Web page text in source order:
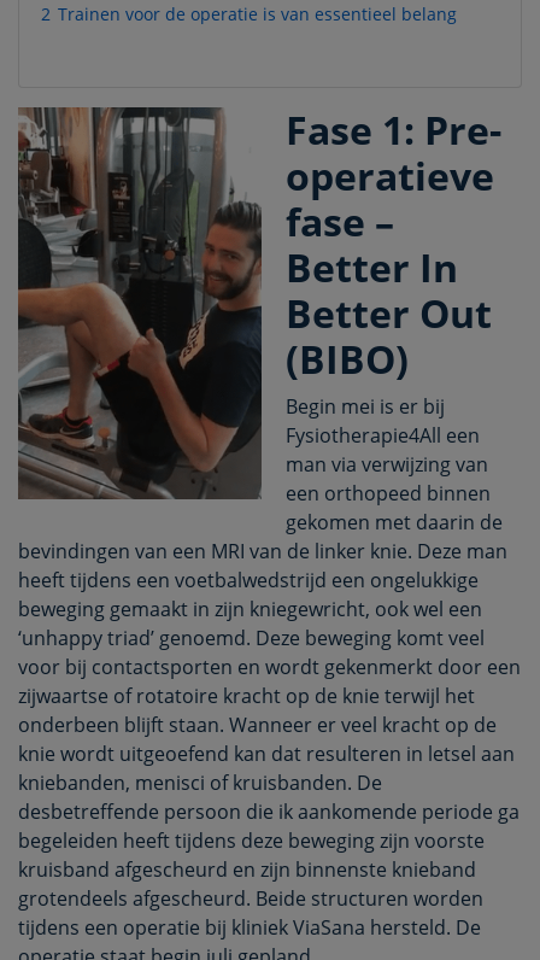
Fase 1: Pre-
operatieve
fase –
Better In
Better Out
(BIBO)
Begin mei is er bij
Fysiotherapie4All een
man via verwijzing van
een orthopeed binnen
gekomen met daarin de
bevindingen van een MRI van de linker knie. Deze man
heeft tijdens een voetbalwedstrijd een ongelukkige
beweging gemaakt in zijn kniegewricht, ook wel een
‘unhappy triad’ genoemd. Deze beweging komt veel
voor bij contactsporten en wordt gekenmerkt door een
zijwaartse of rotatoire kracht op de knie terwijl het
onderbeen blijft staan. Wanneer er veel kracht op de
knie wordt uitgeoefend kan dat resulteren in letsel aan
kniebanden, menisci of kruisbanden. De
desbetreffende persoon die ik aankomende periode ga
begeleiden heeft tijdens deze beweging zijn voorste
kruisband afgescheurd en zijn binnenste knieband
grotendeels afgescheurd. Beide structuren worden
tijdens een operatie bij kliniek ViaSana hersteld. De
2 Trainen voor de operatie is van essentieel belang